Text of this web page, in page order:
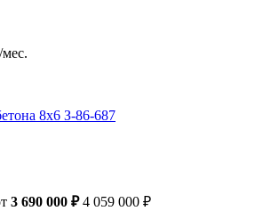
8х6 З-86-687
3 690 000 ₽ 4 059 000 ₽